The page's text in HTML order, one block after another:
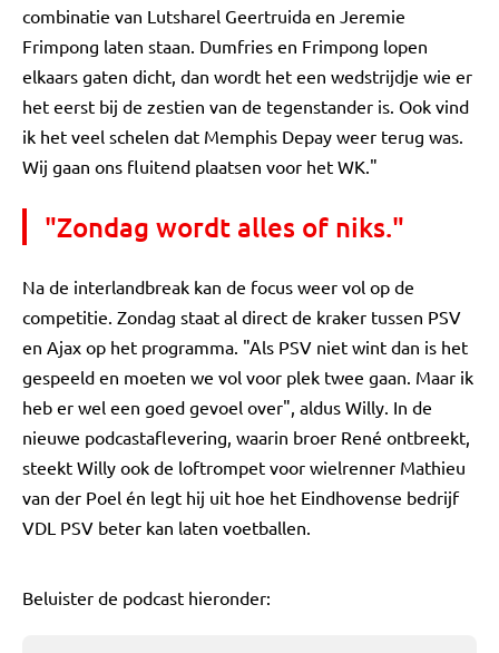
combinatie van Lutsharel Geertruida en Jeremie
Frimpong laten staan. Dumfries en Frimpong lopen
elkaars gaten dicht, dan wordt het een wedstrijdje wie er
het eerst bij de zestien van de tegenstander is. Ook vind
ik het veel schelen dat Memphis Depay weer terug was.
Wij gaan ons fluitend plaatsen voor het WK."
"Zondag wordt alles of niks."
Na de interlandbreak kan de focus weer vol op de
competitie. Zondag staat al direct de kraker tussen PSV
en Ajax op het programma. "Als PSV niet wint dan is het
gespeeld en moeten we vol voor plek twee gaan. Maar ik
heb er wel een goed gevoel over", aldus Willy. In de
nieuwe podcastaflevering, waarin broer René ontbreekt,
steekt Willy ook de loftrompet voor wielrenner Mathieu
van der Poel én legt hij uit hoe het Eindhovense bedrijf
VDL PSV beter kan laten voetballen.
Beluister de podcast hieronder: